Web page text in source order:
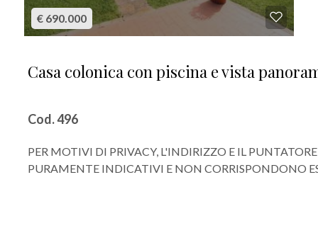
€ 690.000
Casa colonica con piscina e vista
Cod. 496
PER MOTIVI DI PRIVACY, L'INDIRIZZO E IL
PURAMENTE INDICATIVI E NON CORRISPONDONO